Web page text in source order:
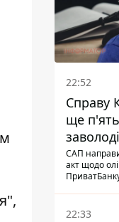
22:52
Справу
ще
суду
САП
акт щодо
22:33